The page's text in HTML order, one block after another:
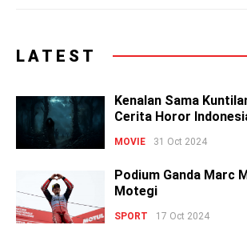
LATEST
Kenalan Sama
Cerita Horor
MOVIE 31 Oct 2024
Podium Ganda Marc
Motegi
SPORT 17 Oct 2024